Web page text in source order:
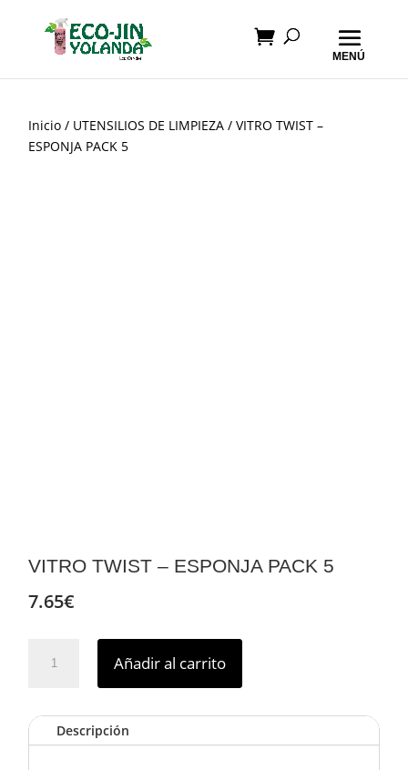
Inicio / UTENSILIOS DE LIMPIEZA / VITRO TWIST –
ESPONJA PACK 5
VITRO TWIST – ESPONJA PACK 5
7.65€
TWIST
ESPONJA
PACK
Añadir al carrito
Descripción